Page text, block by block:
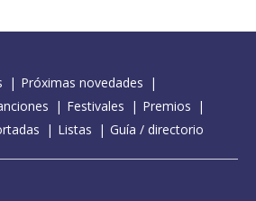
Próximas novedades
Festivales
Premios
Listas Guía / directorio